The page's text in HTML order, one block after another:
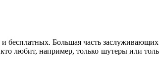
Большая часть
любит, например, только шутеры или